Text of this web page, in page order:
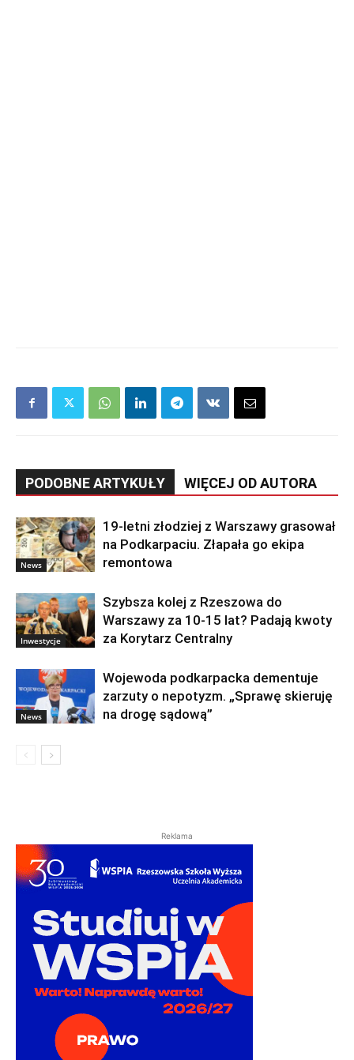
PODOBNE ARTYKUŁY WIĘCEJ OD AUTORA
News
19-letni złodziej z Warszawy grasował
na Podkarpaciu. Złapała go ekipa
remontowa
Inwestycje
Szybsza kolej z Rzeszowa do
Warszawy za 10-15 lat? Padają kwoty
za Korytarz Centralny
News
Wojewoda podkarpacka dementuje
zarzuty o nepotyzm. „Sprawę skieruję
na drogę sądową”
Reklama